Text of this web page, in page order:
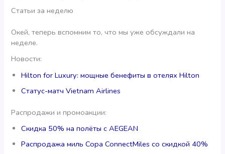
Статьи за неделю
Окей, теперь вспомним то, что мы уже обсуждали на
неделе.
Новости:
Hilton for Luxury: мощные бенефиты в отелях Hilton
Статус-матч Vietnam Airlines
Распродажи и промоакции:
Скидка 50% на полёты с AEGEAN
Распродажа миль Copa ConnectMiles со скидкой 40%